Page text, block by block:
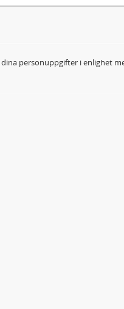
personuppgifter i enlighet